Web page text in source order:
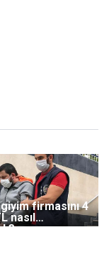
giyim firmasını 4
nasıl